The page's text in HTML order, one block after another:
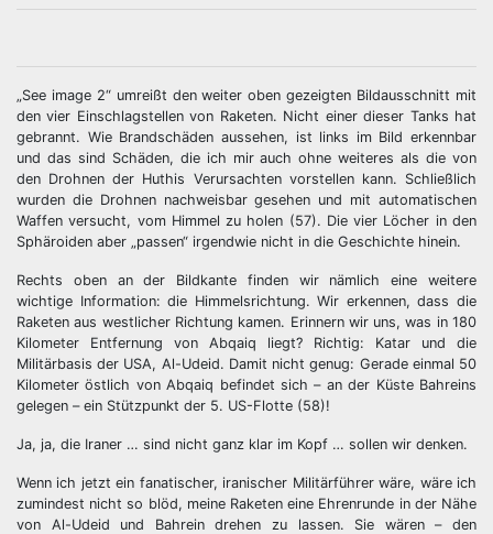
„See image 2“ umreißt den weiter oben gezeigten Bildausschnitt mit
den vier Einschlagstellen von Raketen. Nicht einer dieser Tanks hat
gebrannt. Wie Brandschäden aussehen, ist links im Bild erkennbar
und das sind Schäden, die ich mir auch ohne weiteres als die von
den Drohnen der Huthis Verursachten vorstellen kann. Schließlich
wurden die Drohnen nachweisbar gesehen und mit automatischen
Waffen versucht, vom Himmel zu holen (57). Die vier Löcher in den
Sphäroiden aber „passen“ irgendwie nicht in die Geschichte hinein.
Rechts oben an der Bildkante finden wir nämlich eine weitere
wichtige Information: die Himmelsrichtung. Wir erkennen, dass die
Raketen aus westlicher Richtung kamen. Erinnern wir uns, was in 180
Kilometer Entfernung von Abqaiq liegt? Richtig: Katar und die
Militärbasis der USA, Al-Udeid. Damit nicht genug: Gerade einmal 50
Kilometer östlich von Abqaiq befindet sich – an der Küste Bahreins
gelegen – ein Stützpunkt der 5. US-Flotte (58)!
Ja, ja, die Iraner … sind nicht ganz klar im Kopf … sollen wir denken.
Wenn ich jetzt ein fanatischer, iranischer Militärführer wäre, wäre ich
zumindest nicht so blöd, meine Raketen eine Ehrenrunde in der Nähe
von Al-Udeid und Bahrein drehen zu lassen. Sie wären – den